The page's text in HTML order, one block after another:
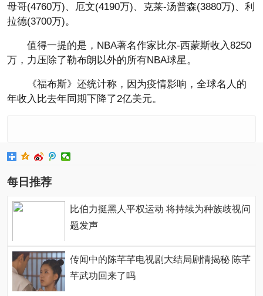
母哥(4760万)、厄文(4190万)、克莱-汤普森(3880万)、利
拉德(3700万)。
值得一提的是，NBA著名作家比尔-西蒙斯收入8250
万，力压除了勒布朗以外的所有NBA球星。
《福布斯》还统计称，因为疫情影响，全球名人的
年收入比去年同期下降了2亿美元。
每日推荐
比伯力挺黑人平权运动 将持续为种族歧视问
题发声
传闻中的陈芊芊电视剧大结局剧情揭秘 陈芊
芊武功回来了吗